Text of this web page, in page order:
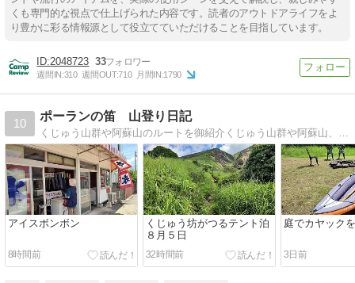
くも専門的な視点で仕上げられた内容です。読者のアウトドアライフをよ
り豊かに彩る情報源として役立てていただけることを目指しています。
2048723 33
週間IN:310 週間OUT:710 月間IN:1790
10
ポーランの笛 山登り日記
くじゅう山群や阿蘇山のルートを御紹介くじゅう山群や阿蘇山、祖母山のルートや温泉なども御紹介。
アイスボンボン
8時間前
くじゅう坊がつるテント泊
８月５日
32時間前
庭でカヤック
3日前